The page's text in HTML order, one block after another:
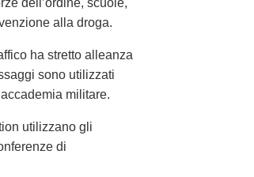
dell’ordine, scuole,
alla droga.
ha stretto alleanza
sono utilizzati
militare.
utilizzano gli
di